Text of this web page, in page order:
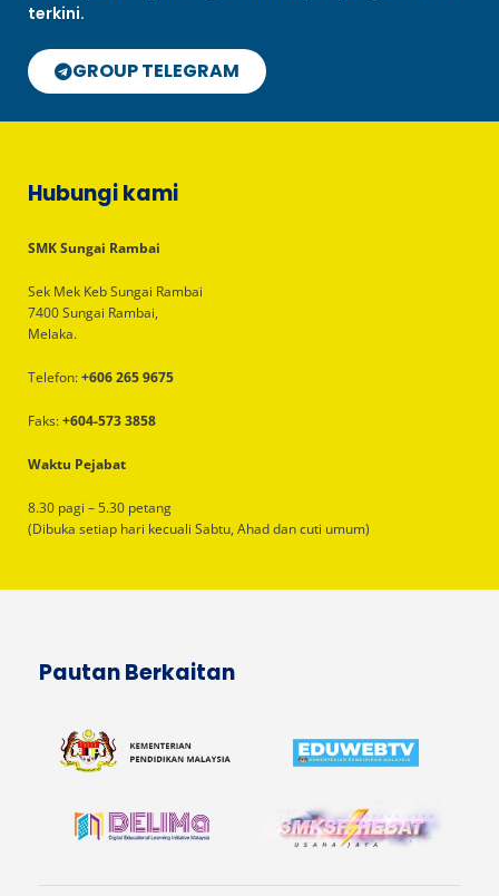
terkini.
GROUP TELEGRAM
Hubungi kami
SMK Sungai Rambai
Sek Mek Keb Sungai Rambai
7400 Sungai Rambai,
Melaka.
Telefon:+606 265 9675
Faks:+604-573 3858
Waktu Pejabat
8.30 pagi – 5.30 petang
(Dibuka setiap hari kecuali Sabtu, Ahad dan cuti umum)
Pautan Berkaitan